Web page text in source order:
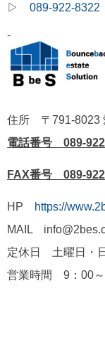
▷ 089-922-8322
-
住所 〒791-8023
電話番号 089-
FAX番号 089-
HP
https://
MAIL
定休日 土曜日・
営業時間 9：00